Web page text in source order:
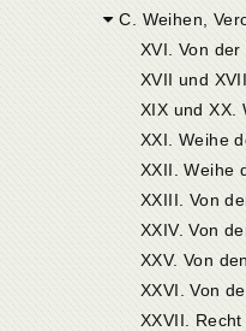
C. Weihen,
XVI. Von der
XIX und XX.
XXI. Weihe
XXII. Weihe
XXIII. Von
XXIV. Von
XXV. Von
XXVI. Von
XXVII.